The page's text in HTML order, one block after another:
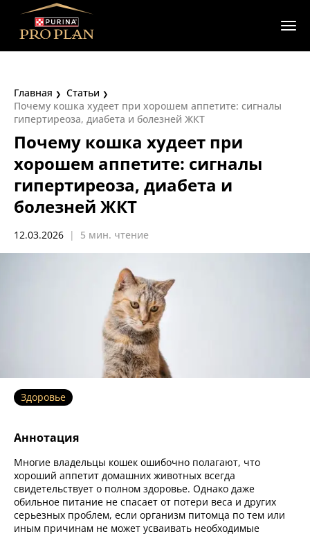
Главная
Статьи
Почему кошка худеет при хорошем аппетите: сигналы
гипертиреоза, диабета и болезней ЖКТ
Почему кошка худеет при
хорошем аппетите: сигналы
гипертиреоза, диабета и
болезней ЖКТ
12.03.2026 | 5 мин. чтение
Здоровье
Аннотация
Многие владельцы кошек ошибочно полагают, что
хороший аппетит домашних животных всегда
свидетельствует о полном здоровье. Однако даже
обильное питание не спасает от потери веса и других
серьезных проблем, если организм питомца по тем или
иным причинам не может усваивать необходимые